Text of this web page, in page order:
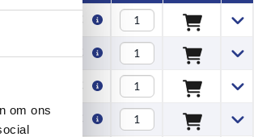
om ons
1,58 €
1,68 €
1,79 €
2,74 €